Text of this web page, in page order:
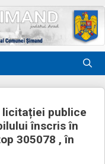
licitației publice
înscris în
305078 , în